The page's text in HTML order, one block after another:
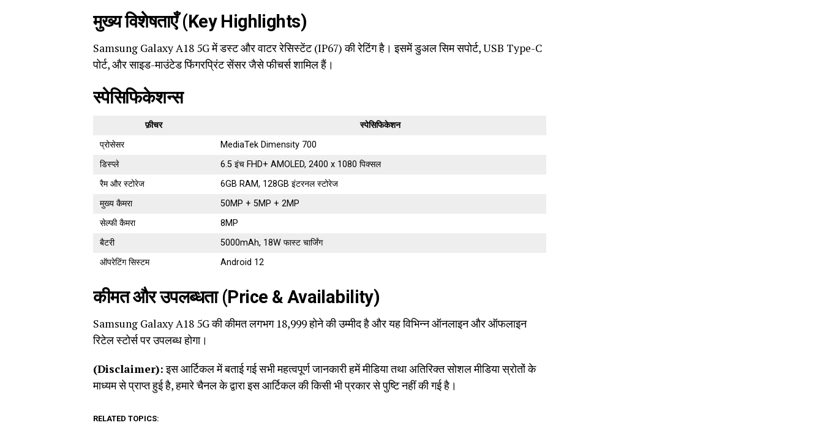
मुख्य विशेषताएँ (Key Highlights)
Samsung Galaxy A18 5G में डस्ट और वाटर रेसिस्टेंट (IP67) की रेटिंग है। इसमें डुअल सिम सपोर्ट, USB Type-C
पोर्ट, और साइड-माउंटेड फिंगरप्रिंट सेंसर जैसे फीचर्स शामिल हैं।
स्पेसिफिकेशन्स
फ़ीचर
स्पेसिफिकेशन
प्रोसेसर
MediaTek Dimensity 700
डिस्प्ले
6.5 इंच FHD+ AMOLED, 2400 x 1080 पिक्सल
रैम और स्टोरेज
6GB RAM, 128GB इंटरनल स्टोरेज
मुख्य कैमरा
50MP + 5MP + 2MP
सेल्फी कैमरा
8MP
बैटरी
5000mAh, 18W फास्ट चार्जिंग
ऑपरेटिंग सिस्टम
Android 12
कीमत और उपलब्धता (Price & Availability)
Samsung Galaxy A18 5G की कीमत लगभग ₹18,999 होने की उम्मीद है और यह विभिन्न ऑनलाइन और ऑफलाइन
रिटेल स्टोर्स पर उपलब्ध होगा।
(Disclaimer):इस आर्टिकल में बताई गई सभी महत्वपूर्ण जानकारी हमें मीडिया तथा अतिरिक्त सोशल मीडिया स्रोतों के
माध्यम से प्राप्त हुई है, हमारे चैनल के द्वारा इस आर्टिकल की किसी भी प्रकार से पुष्टि नहीं की गई है।
RELATED TOPICS: